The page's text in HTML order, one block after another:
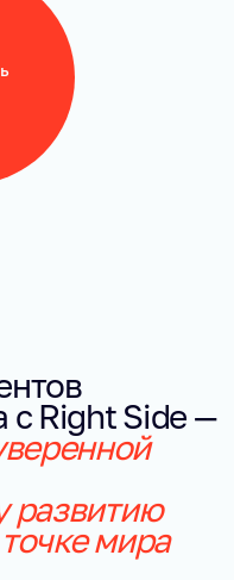
с Right Side —
развитию
мира